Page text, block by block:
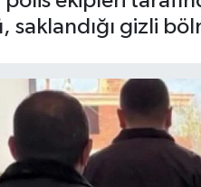
saklandığı gizli